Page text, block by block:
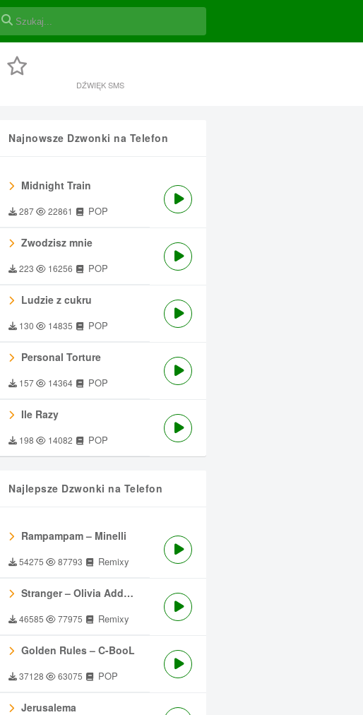
DŹWIĘK SMS
Najnowsze Dzwonki na Telefon
Midnight Train
287 22861 POP
Zwodzisz mnie
223 16256 POP
Ludzie z cukru
130 14835 POP
Personal Torture
157 14364 POP
Ile Razy
198 14082 POP
Najlepsze Dzwonki na Telefon
Rampampam – Minelli
54275 87793 Remixy
Stranger – Olivia Addams
46585 77975 Remixy
Golden Rules – C-BooL
37128 63075 POP
Jerusalema